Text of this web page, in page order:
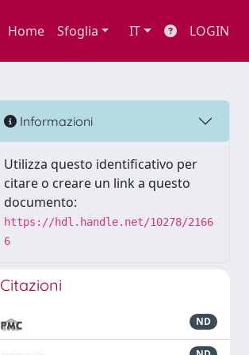
Home Sfoglia IT LOGIN
Informazioni
Utilizza questo identificativo per
citare o creare un link a questo
documento:
https://hdl.handle.net/10278/2166
6
Citazioni
ND